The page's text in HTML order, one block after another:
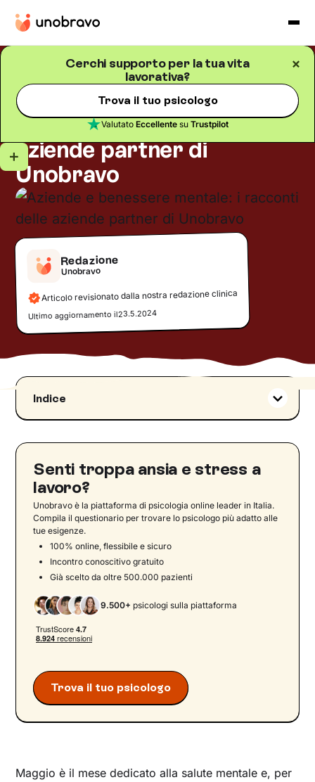
Cerchi supporto per la tua vita
lavorativa?
Trova il tuo psicologo
Valutato Eccellentesu Trustpilot
minuti di lettura
Aziende e benessere
mentale: i racconti delle
aziende partner di
Unobravo
Redazione
Unobravo
Articolo revisionato dalla nostra redazione clinica
Ultimo aggiornamento il23.5.2024
Indice
Come promuovere il benessere mentale nella
Le radici del benessere: innovazione e crescita
Il contributo di Unobravo
Senti troppa ansia e stress a
lavoro?
Unobravo è la piattaforma di psicologia online leader in Italia.
Compila il questionario per trovare lo psicologo più adatto alle
tue esigenze.
Trova il tuo psicologo
100% online, flessibile e sicuro
Incontro conoscitivo gratuito
Già scelto da oltre 500.000 pazienti
9.500+ psicologi sulla piattaforma
Maggio è il mese dedicato alla salute mentale e, per